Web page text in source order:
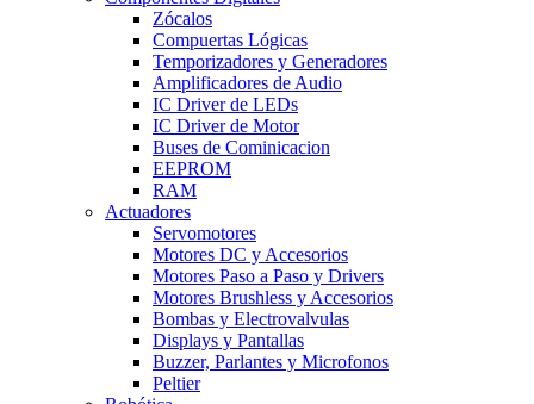
Zócalos
Compuertas Lógicas
Temporizadores y Generadores
Amplificadores de Audio
IC Driver de LEDs
IC Driver de Motor
Buses de Cominicacion
EEPROM
RAM
Actuadores
Servomotores
Motores DC y Accesorios
Motores Paso a Paso y Drivers
Motores Brushless y Accesorios
Bombas y Electrovalvulas
Displays y Pantallas
Buzzer, Parlantes y Microfonos
Peltier